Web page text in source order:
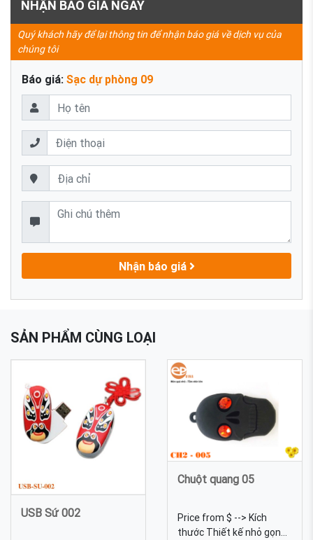
NHẬN BÁO GIÁ NGAY
Quý khách hãy để lại thông tin để nhận báo giá về dịch vụ của
chúng tôi
Báo giá: Sạc dự phòng 09
Nhận báo giá
SẢN PHẨM CÙNG LOẠI
USB Sứ 002
Chuột quang 05
Price from $ --> Kích
thước Thiết kế nhỏ gọn